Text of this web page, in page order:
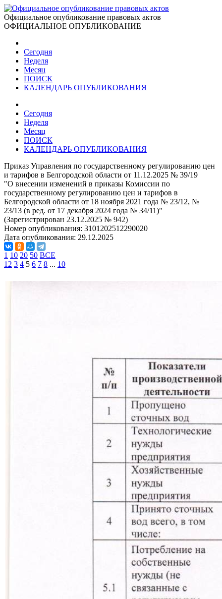
Официальное опубликование правовых актов
ОФИЦИАЛЬНОЕ ОПУБЛИКОВАНИЕ
Сегодня
Неделя
Месяц
ПОИСК
КАЛЕНДАРЬ ОПУБЛИКОВАНИЯ
Сегодня
Неделя
Месяц
ПОИСК
КАЛЕНДАРЬ ОПУБЛИКОВАНИЯ
Приказ Управления по государственному регулированию цен
и тарифов в Белгородской области от 11.12.2025 № 39/19
"О внесении изменений в приказы Комиссии по
государственному регулированию цен и тарифов в
Белгородской области от 18 ноября 2021 года № 23/12, №
23/13 (в ред. от 17 декабря 2024 года № 34/11)"
(Зарегистрирован 23.12.2025 № 942)
Номер опубликования: 3101202512290020
Дата опубликования: 29.12.2025
1 10 20 50 ВСЕ
1 2 3 4 5 6 7 8 ... 10